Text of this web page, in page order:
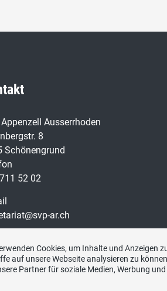
Ausserrhoden
8
Schönengrund
52 02
ar.ch
Cookies, um Inhalte und Anzeigen
auf unsere Webseite analysieren zu
Partner für soziale Medien, Werbung